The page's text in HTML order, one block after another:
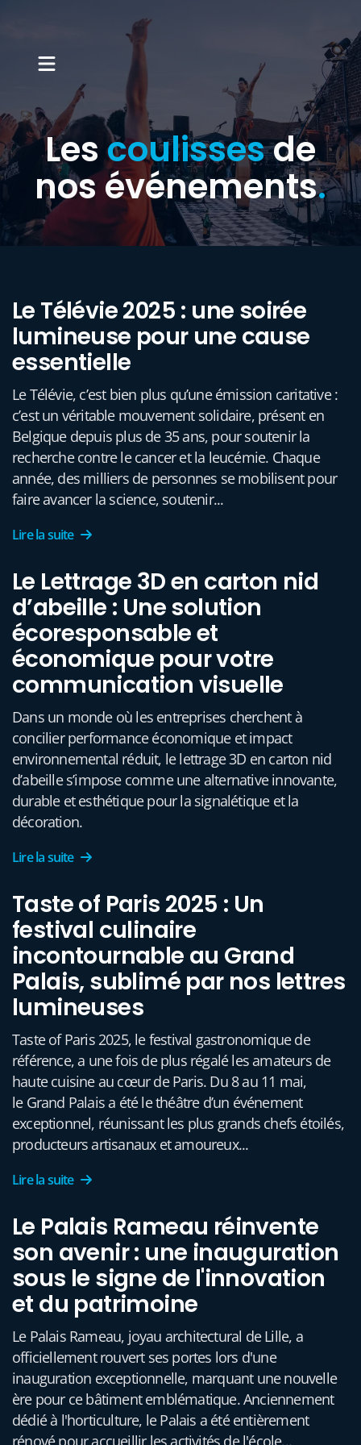
Lescoulissesde
nos événements.
Le Télévie 2025 : une soirée
lumineuse pour une cause
essentielle
Le Télévie, c’est bien plus qu’une émission caritative :
c’est un véritable mouvement solidaire, présent en
Belgique depuis plus de 35 ans, pour soutenir la
recherche contre le cancer et la leucémie. Chaque
année, des milliers de personnes se mobilisent pour
faire avancer la science, soutenir...
Lire la suite
Le Lettrage 3D en carton nid
d’abeille : Une solution
écoresponsable et
économique pour votre
communication visuelle
Dans un monde où les entreprises cherchent à
concilier performance économique et impact
environnemental réduit, le lettrage 3D en carton nid
d’abeille s’impose comme une alternative innovante,
durable et esthétique pour la signalétique et la
décoration.
Lire la suite
Taste of Paris 2025 : Un
festival culinaire
incontournable au Grand
Palais, sublimé par nos lettres
lumineuses
Taste of Paris 2025, le festival gastronomique de
référence, a une fois de plus régalé les amateurs de
haute cuisine au cœur de Paris. Du 8 au 11 mai,
le Grand Palais a été le théâtre d’un événement
exceptionnel, réunissant les plus grands chefs étoilés,
producteurs artisanaux et amoureux...
Lire la suite
Le Palais Rameau réinvente
son avenir : une inauguration
sous le signe de l'innovation
et du patrimoine
Le Palais Rameau, joyau architectural de Lille, a
officiellement rouvert ses portes lors d'une
inauguration exceptionnelle, marquant une nouvelle
ère pour ce bâtiment emblématique. Anciennement
dédié à l'horticulture, le Palais a été entièrement
rénové pour accueillir les activités de l'école...